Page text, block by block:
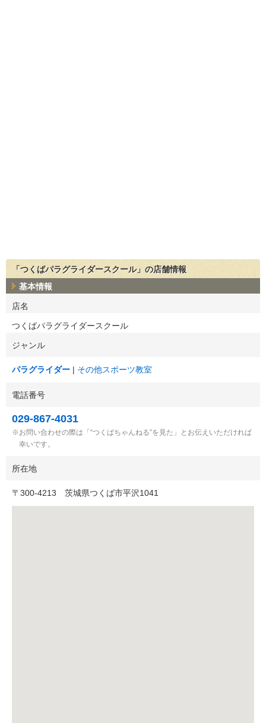
「つくばパラグライダースクール」の店舗情報
基本情報
店名
つくばパラグライダースクール
ジャンル
パラグライダー その他スポーツ教室
電話番号
029-867-4031
お問い合わせの際は「“つくばちゃんねる”を見た」とお伝えいただければ
幸いです。
所在地
〒 300-4213 茨城県つくば市平沢1041